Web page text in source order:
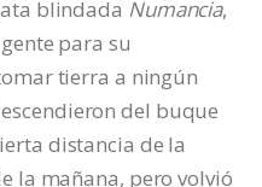
blindada Numancia,
para su
tierra a ningún
del buque
distancia de la
la mañana, pero volvió